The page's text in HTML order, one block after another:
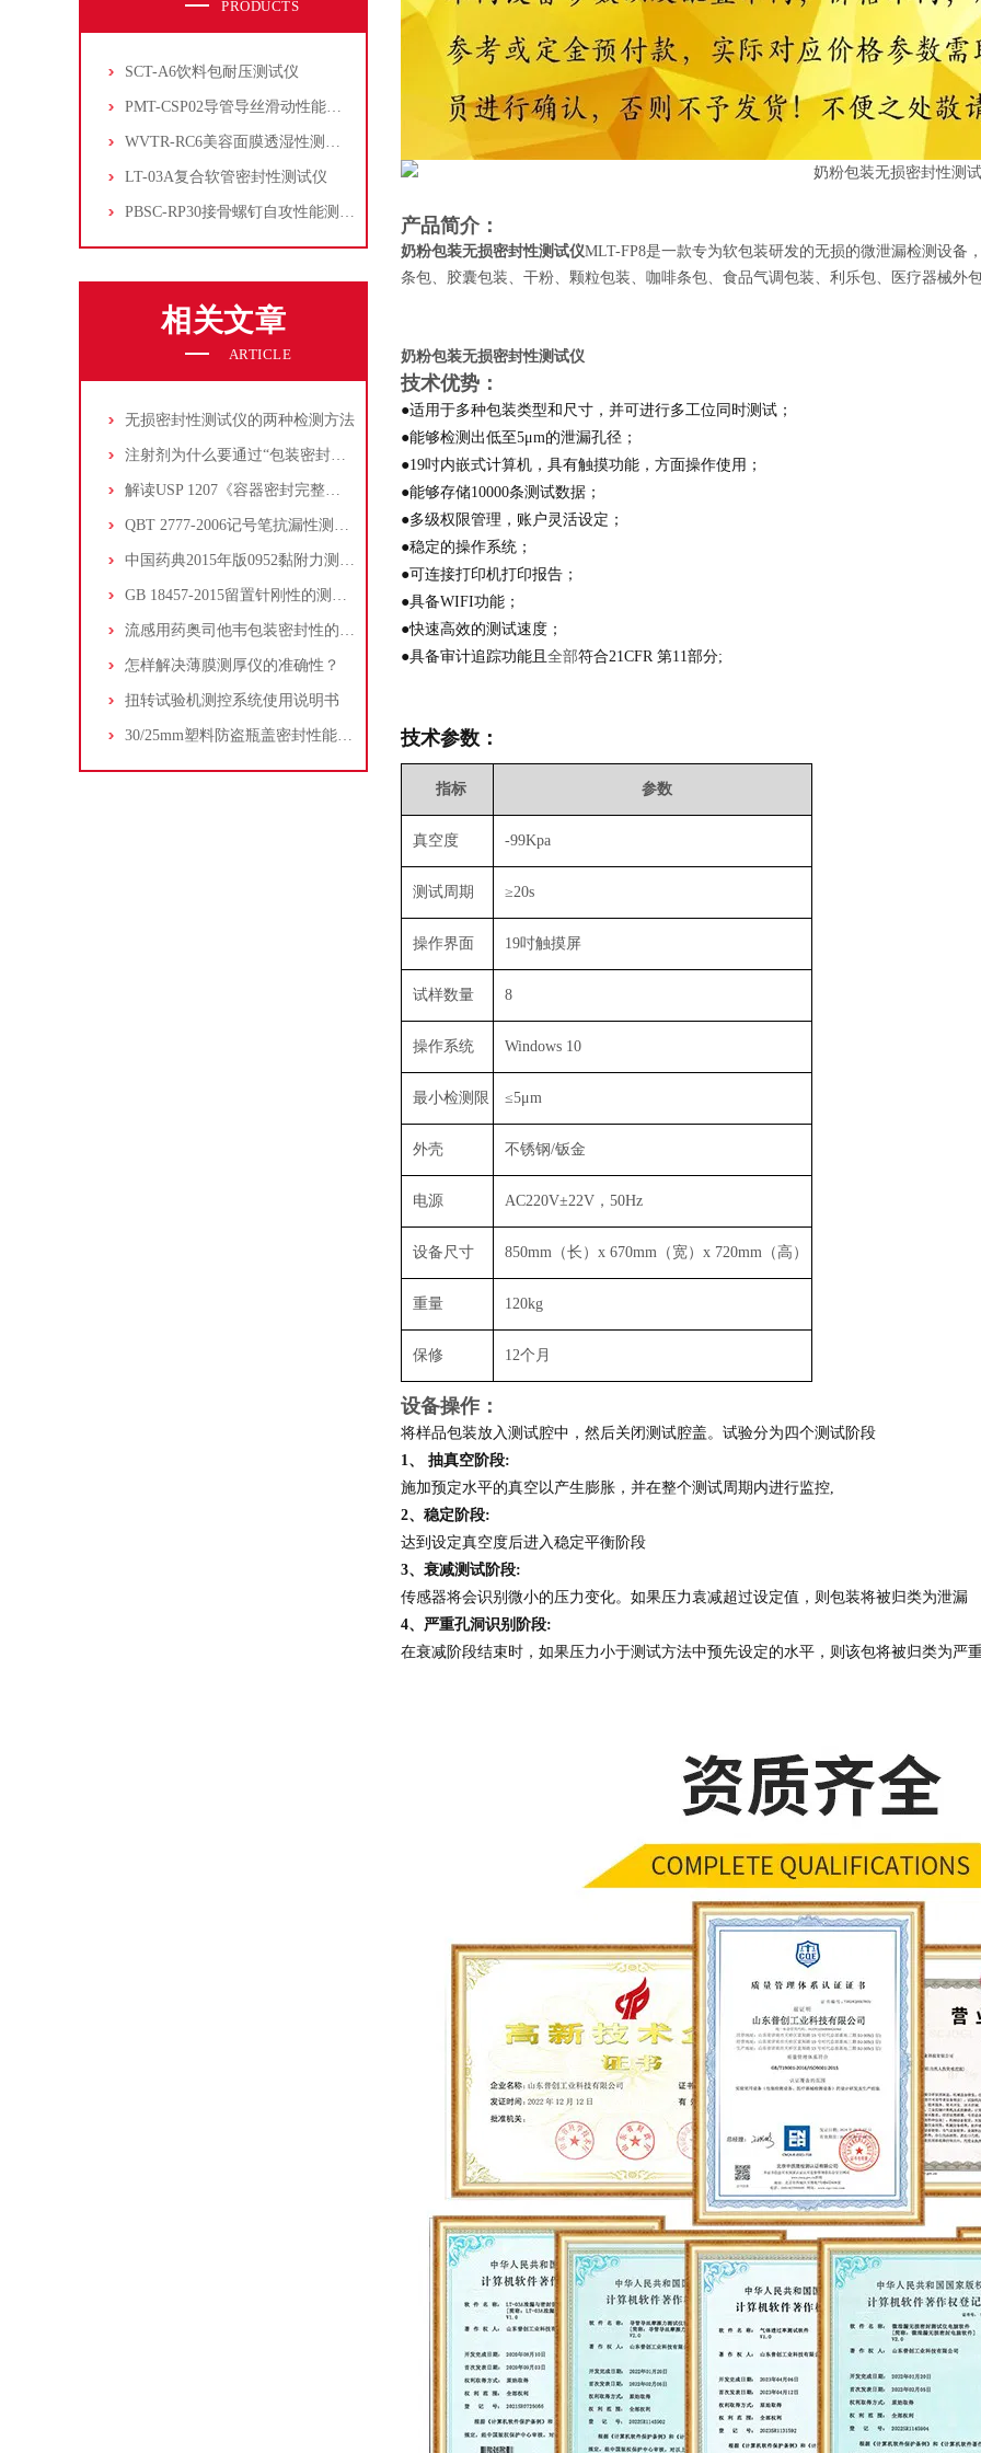
PRODUCTS
SCT-A6饮料包耐压测试仪
PMT-CSP02导管导丝滑动性能测试仪
WVTR-RC6美容面膜透湿性测试仪
LT-03A复合软管密封性测试仪
PBSC-RP30接骨螺钉自攻性能测试‌仪
相关文章
ARTICLE
无损密封性测试仪的两种检测方法
注射剂为什么要通过“包装密封性”一致性评价?
解读USP 1207《容器密封完整性测试》
QBT 2777-2006记号笔抗漏性测试方法
中国药典2015年版0952黏附力测定法第二法持粘力的测定
GB 18457-2015留置针刚性的测试方法
流感用药奥司他韦包装密封性的测试方法
怎样解决薄膜测厚仪的准确性？
扭转试验机测控系统使用说明书
30/25mm塑料防盗瓶盖密封性能测试
产品简介：
奶粉包装无损密封性测试仪MLT-FP8是一款专为软包装研发的无损的微泄漏检测设备
条包、胶囊包装、干粉、颗粒包装、咖啡条包、食品气调包装、利乐包、医疗器械
奶粉包装无损密封性测试仪
技术优势：
●适用于多种包装类型和尺寸，并可进行多工位同时测试；
●能够检测出低至5μm的泄漏孔径；
●19吋内嵌式计算机，具有触摸功能，方面操作使用；
●能够存储10000条测试数据；
●多级权限管理，账户灵活设定；
●稳定的操作系统；
●可连接打印机打印报告；
●具备WIFI功能；
●快速高效的测试速度；
●具备审计追踪功能且 全部符合21CFR 第11部分;
技术参数：
指标 参数
真空度 -99Kpa
测试周期 ≥20s
操作界面 19吋触摸屏
试样数量 8
操作系统 Windows 10
最小检测限 ≤5μm
外壳 不锈钢/钣金
电源 AC220V±22V，50Hz
设备尺寸 850mm（长）x 670mm（宽）x 720mm（高）
重量 120kg
保修 12个月
设备操作：
将样品包装放入测试腔中，然后关闭测试腔盖。试验分为四个测试阶段
1、 抽真空阶段:
施加预定水平的真空以产生膨胀，并在整个测试周期内进行监控,
2、稳定阶段:
达到设定真空度后进入稳定平衡阶段
3、衰减测试阶段:
传感器将会识别微小的压力变化。如果压力袁减超过设定值，则包装将被归类为泄漏
4、严重孔洞识别阶段:
在衰减阶段结束时，如果压力小于测试方法中预先设定的水平，则该包将被归类为严